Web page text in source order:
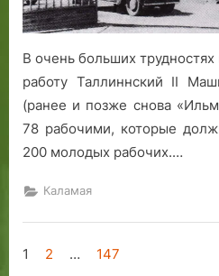
В очень больших
работу Таллиннский II
(ранее и позже снова
78 рабочими, которые
200 молодых рабочих.…
Каламая
Пагинация
1 2 … 147